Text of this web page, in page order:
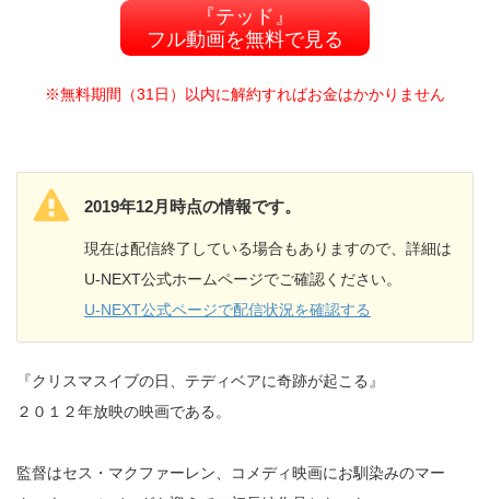
『テッド』
フル動画を無料で見る
※無料期間（31日）以内に解約すればお金はかかりません
2019年12月時点の情報です。
現在は配信終了している場合もありますので、詳細は
U-NEXT公式ホームページでご確認ください。
U-NEXT公式ページで配信状況を確認する
『クリスマスイブの日、テディベアに奇跡が起こる』
２０１２年放映の映画である。
監督はセス・マクファーレン、コメディ映画にお馴染みのマー